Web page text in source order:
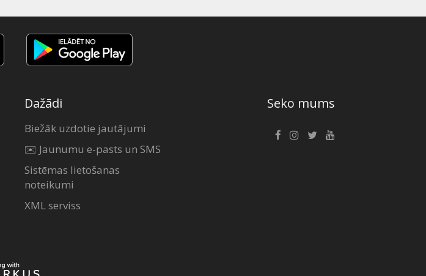
Dažādi
Biežāk uzdotie jautājumi
✉️ Jaunumu e-pasts un SMS
Sistēmas lietošanas
noteikumi
XML serviss
Seko mums